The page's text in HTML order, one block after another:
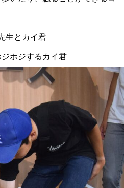
生とカイ君
ホジするカイ君